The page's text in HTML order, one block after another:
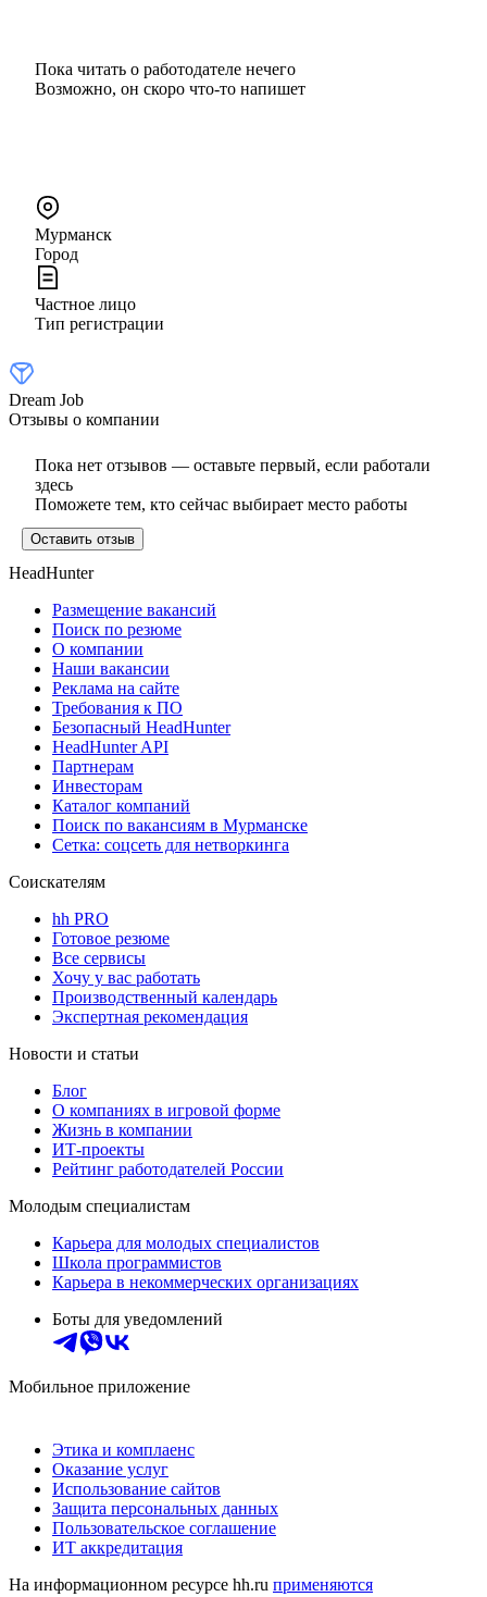
Пока читать о работодателе нечего
Возможно, он скоро что‑то напишет
Мурманск
Город
Частное лицо
Тип регистрации
Dream Job
Отзывы о компании
Пока нет отзывов — оставьте первый, если работали
здесь
Поможете тем, кто сейчас выбирает место работы
Оставить отзыв
HeadHunter
Размещение вакансий
Поиск по резюме
О компании
Наши вакансии
Реклама на сайте
Требования к ПО
Безопасный HeadHunter
HeadHunter API
Партнерам
Инвесторам
Каталог компаний
Поиск по вакансиям в Мурманске
Сетка: соцсеть для нетворкинга
Соискателям
hh PRO
Готовое резюме
Все сервисы
Хочу у вас работать
Производственный календарь
Экспертная рекомендация
Новости и статьи
Блог
О компаниях в игровой форме
Жизнь в компании
ИТ-проекты
Рейтинг работодателей России
Молодым специалистам
Карьера для молодых специалистов
Школа программистов
Карьера в некоммерческих организациях
Боты для уведомлений
Мобильное приложение
Этика и комплаенс
Оказание услуг
Использование сайтов
Защита персональных данных
Пользовательское соглашение
ИТ аккредитация
На информационном ресурсе hh.ru применяются